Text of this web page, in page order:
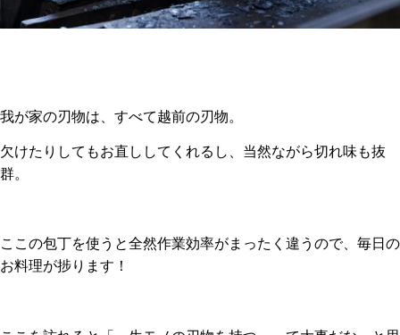
我が家の刃物は、すべて越前の刃物。
欠けたりしてもお直ししてくれるし、当然ながら切れ味も抜
群。
ここの包丁を使うと全然作業効率がまったく違うので、毎日の
お料理が捗ります！